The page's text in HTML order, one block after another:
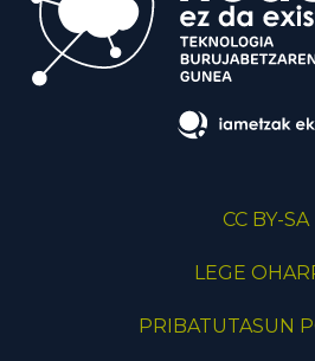
CC BY-SA
LEGE
PRIBATUTASUN